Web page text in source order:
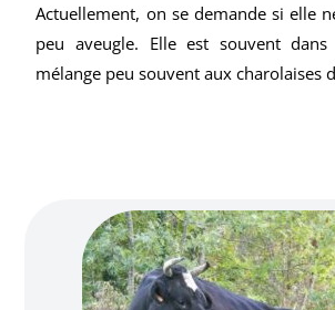
Actuellement, on se demande si elle
peu aveugle. Elle est souvent
mélange peu souvent aux charolaises